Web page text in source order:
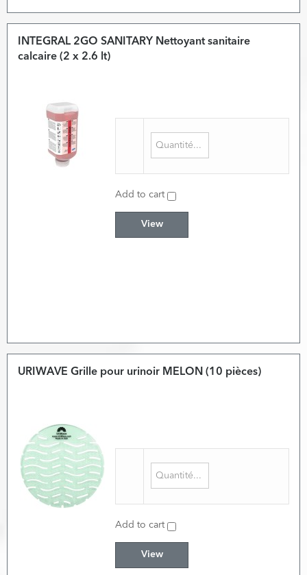
INTEGRAL 2GO SANITARY Nettoyant sanitaire
calcaire (2 x 2.6 lt)
Add to cart
View
URIWAVE Grille pour urinoir MELON (10 pièces)
Add to cart
View